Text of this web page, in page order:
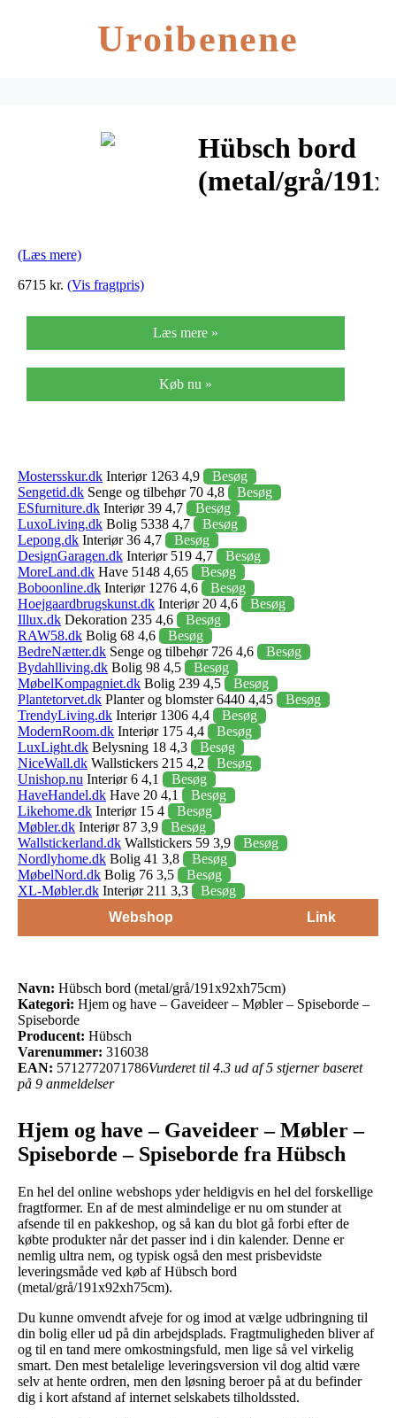
Uroibenene
Hübsch bord
(metal/grå/
(Læs mere)
6715 kr. (Vis fragtpris)
Læs mere »
Køb nu »
Mostersskur.dk Interiør 1263 4,9
Besøg
Sengetid.dk Senge og tilbehør 70 4,8
Besøg
ESfurniture.dk Interiør 39 4,7
Besøg
LuxoLiving.dk Bolig 5338 4,7
Besøg
Lepong.dk Interiør 36 4,7
Besøg
DesignGaragen.dk Interiør 519 4,7
Besøg
MoreLand.dk Have 5148 4,65
Besøg
Boboonline.dk Interiør 1276 4,6
Besøg
Hoejgaardbrugskunst.dk Interiør 20 4,6
Besøg
Illux.dk Dekoration 235 4,6
Besøg
RAW58.dk Bolig 68 4,6
Besøg
BedreNætter.dk Senge og tilbehør 726 4,6
Besøg
Bydahlliving.dk Bolig 98 4,5
Besøg
MøbelKompagniet.dk Bolig 239 4,5
Besøg
Plantetorvet.dk Planter og blomster 6440 4,45
Besøg
TrendyLiving.dk Interiør 1306 4,4
Besøg
ModernRoom.dk Interiør 175 4,4
Besøg
LuxLight.dk Belysning 18 4,3
Besøg
NiceWall.dk Wallstickers 215 4,2
Besøg
Unishop.nu Interiør 6 4,1
Besøg
HaveHandel.dk Have 20 4,1
Besøg
Likehome.dk Interiør 15 4
Besøg
Møbler.dk Interiør 87 3,9
Besøg
Wallstickerland.dk Wallstickers 59 3,9
Besøg
Nordlyhome.dk Bolig 41 3,8
Besøg
MøbelNord.dk Bolig 76 3,5
Besøg
XL-Møbler.dk Interiør 211 3,3
Besøg
Webshop
Link
Navn: Hübsch bord (metal/grå/191x92xh75cm)
Kategori: Hjem og have – Gaveideer – Møbler – Spiseborde –
Spiseborde
Producent: Hübsch
Varenummer: 316038
EAN: 5712772071786Vurderet til 4.3 ud af 5 stjerner baseret
på 9 anmeldelser
Hjem og have – Gaveideer – Møbler –
Spiseborde – Spiseborde fra Hübsch
En hel del online webshops yder heldigvis en hel del forskellige
fragtformer. En af de mest almindelige er nu om stunder at
afsende til en pakkeshop, og så kan du blot gå forbi efter de
købte produkter når det passer ind i din kalender. Denne er
nemlig ultra nem, og typisk også den mest prisbevidste
leveringsmåde ved køb af Hübsch bord
(metal/grå/191x92xh75cm).
Du kunne omvendt afveje for og imod at vælge udbringning til
din bolig eller ud på din arbejdsplads. Fragtmuligheden bliver af
og til en tand mere omkostningsfuld, men lige så vel virkelig
smart. Den mest betalelige leveringsversion vil dog altid være
selv at hente ordren, men den løsning beroer på at du befinder
dig i kort afstand af internet selskabets tilholdssted.